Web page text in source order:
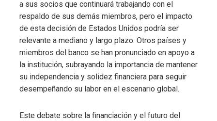
a sus socios que continuará trabajando con el
respaldo de sus demás miembros, pero el impacto
de esta decisión de Estados Unidos podría ser
relevante a mediano y largo plazo. Otros países y
miembros del banco se han pronunciado en apoyo a
la institución, subrayando la importancia de mantener
su independencia y solidez financiera para seguir
desempeñando su labor en el escenario global.
Este debate sobre la financiación y el futuro del